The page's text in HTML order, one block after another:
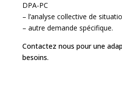
DPA-PC
– l’analyse collective de
– autre demande spécifique.
Contactez nous pour une
besoins.